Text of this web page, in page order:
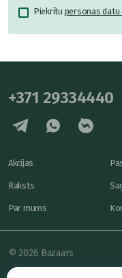
Piekrītu personas datu
+371 29334440
Akcijas
Raksts
Par mums
© 2026 Bazaars